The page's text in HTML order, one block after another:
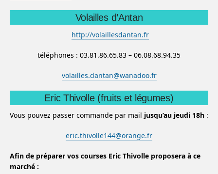
Volailles d’Antan
http://volaillesdantan.fr
téléphones : 03.81.86.65.83 – 06.08.68.94.35
volailles.dantan@wanadoo.fr
Eric Thivolle (fruits et légumes)
Vous pouvez passer commande par mail jusqu’au jeudi 18h :
eric.thivolle144@orange.fr
Afin de préparer vos courses Eric Thivolle proposera à ce
marché :